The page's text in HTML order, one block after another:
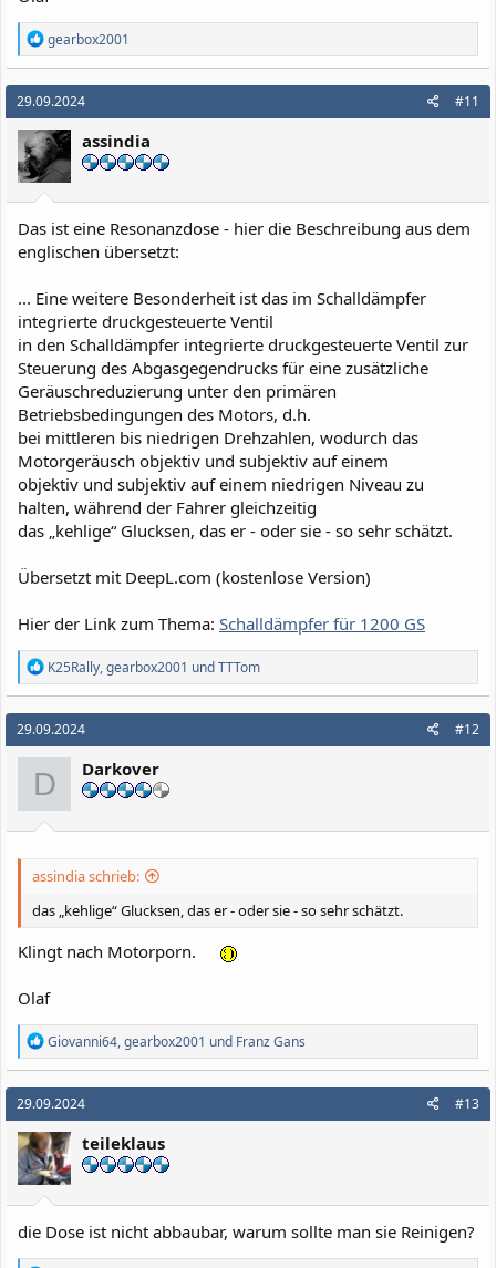
R
e
a
k
t
i
o
n
e
n
gearbox2001
29.09.2024 #11
assindia
Das ist eine Resonanzdose - hier die Beschreibung aus dem
englischen übersetzt:
... Eine weitere Besonderheit ist das im Schalldämpfer
integrierte druckgesteuerte Ventil
in den Schalldämpfer integrierte druckgesteuerte Ventil zur
Steuerung des Abgasgegendrucks für eine zusätzliche
Geräuschreduzierung unter den primären
Betriebsbedingungen des Motors, d.h.
bei mittleren bis niedrigen Drehzahlen, wodurch das
Motorgeräusch objektiv und subjektiv auf einem
objektiv und subjektiv auf einem niedrigen Niveau zu
halten, während der Fahrer gleichzeitig
das „kehlige“ Glucksen, das er - oder sie - so sehr schätzt.
Übersetzt mit DeepL.com (kostenlose Version)
Hier der Link zum Thema: Schalldämpfer für 1200 GS
R
e
a
k
t
i
o
n
e
n
K25Rally,gearbox2001 undTTTom
29.09.2024 #12
D Darkover
assindia schrieb:
das „kehlige“ Glucksen, das er - oder sie - so sehr schätzt.
Klingt nach Motorporn.
Olaf
R
e
a
k
t
i
o
n
e
n
Giovanni64,gearbox2001 und Franz Gans
29.09.2024 #13
teileklaus
die Dose ist nicht abbaubar, warum sollte man sie Reinigen?